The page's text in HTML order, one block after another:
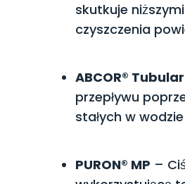
skutkuje
czyszczenia
ABCOR®
przepływu
stałych w
PURON® MP –